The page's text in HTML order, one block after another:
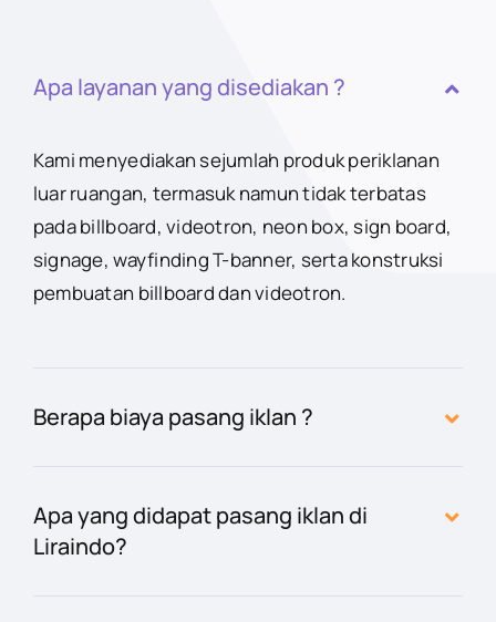
Apa layanan yang disediakan ?
Kami menyediakan sejumlah produk periklanan
luar ruangan, termasuk namun tidak terbatas
pada billboard, videotron, neon box, sign board,
signage, wayfinding T-banner, serta konstruksi
pembuatan billboard dan videotron.
Berapa biaya pasang iklan ?
Apa yang didapat pasang iklan di
Liraindo?